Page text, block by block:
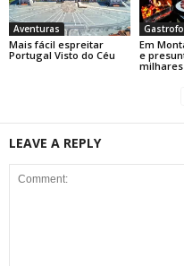
Aventuras
Mais fácil espreitar
Portugal Visto do Céu
Em
e
milhares
LEAVE A REPLY